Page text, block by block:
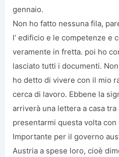
gennaio.
Non ho fatto nessuna fila,
l’ edificio e le competenze e
veramente in fretta. poi ho
lasciato tutti i documenti.
ho detto di vivere con il mio
cerca di lavoro. Ebbene la
arriverà una lettera a casa
presentarmi questa volta
Importante per il governo
Austria a spese loro, cioè